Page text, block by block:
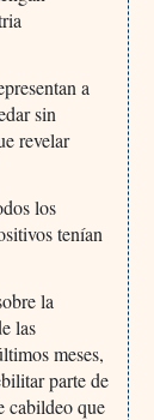
a
sin
revelar
los
tenían
la
las
meses,
parte de
cabildeo que